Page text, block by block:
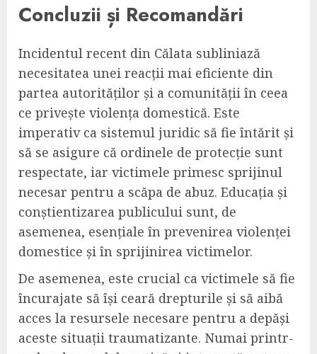
Concluzii și Recomandări
Incidentul recent din Călata subliniază
necesitatea unei reacții mai eficiente din
partea autorităților și a comunității în ceea
ce privește violența domestică. Este
imperativ ca sistemul juridic să fie întărit și
să se asigure că ordinele de protecție sunt
respectate, iar victimele primesc sprijinul
necesar pentru a scăpa de abuz. Educația și
conștientizarea publicului sunt, de
asemenea, esențiale în prevenirea violenței
domestice și în sprijinirea victimelor.
De asemenea, este crucial ca victimele să fie
încurajate să își ceară drepturile și să aibă
acces la resursele necesare pentru a depăși
aceste situații traumatizante. Numai printr-